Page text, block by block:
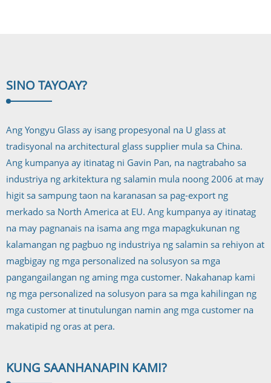
SINO TAYOAY?
Ang Yongyu Glass ay isang propesyonal na U glass at
tradisyonal na architectural glass supplier mula sa China.
Ang kumpanya ay itinatag ni Gavin Pan, na nagtrabaho sa
industriya ng arkitektura ng salamin mula noong 2006 at may
higit sa sampung taon na karanasan sa pag-export ng
merkado sa North America at EU. Ang kumpanya ay itinatag
na may pagnanais na isama ang mga mapagkukunan ng
kalamangan ng pagbuo ng industriya ng salamin sa rehiyon at
magbigay ng mga personalized na solusyon sa mga
pangangailangan ng aming mga customer. Nakahanap kami
ng mga personalized na solusyon para sa mga kahilingan ng
mga customer at tinutulungan namin ang mga customer na
makatipid ng oras at pera.
KUNG SAANHANAPIN KAMI?